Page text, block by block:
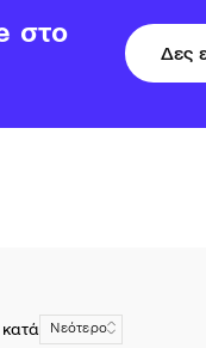
στο
Δες
κατά Νεότερο